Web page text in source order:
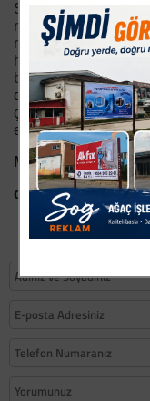
Son 8 yıla
noktasında zafiyet
memnun
hizmet ve idare
birbiriyle
dolayısıyla da
çözülemediğine,
eklendiğine şahit
Mesela…
devamı yarın